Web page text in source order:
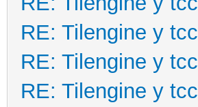
RE: Tilengine y tcc
RE: Tilengine y tcc
RE: Tilengine y tcc